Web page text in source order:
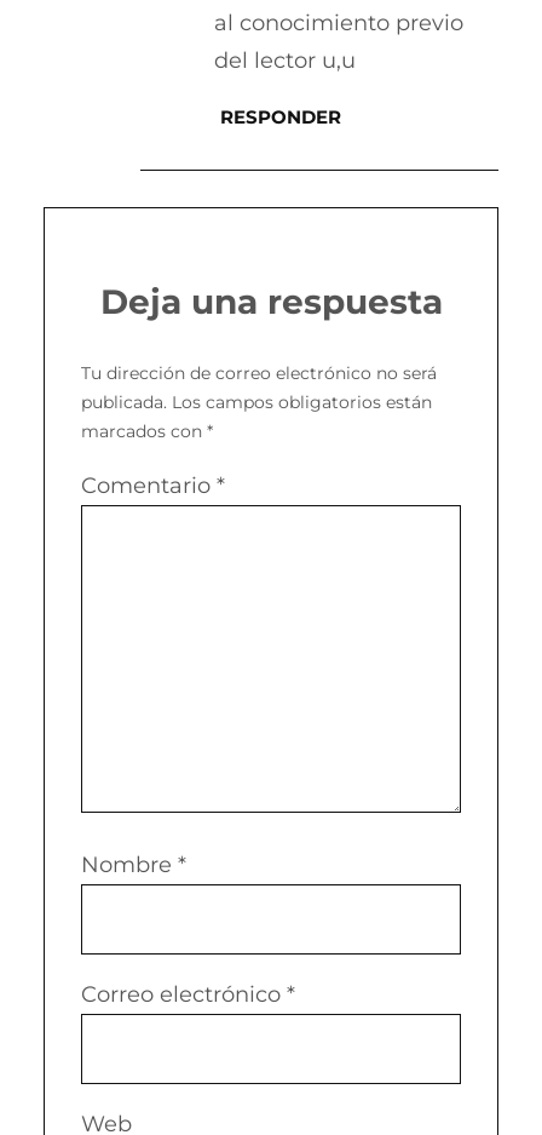
al conocimiento previo
del lector u,u
RESPONDER
Deja una respuesta
Tu dirección de correo electrónico no será
publicada. Los campos obligatorios están
marcados con *
Comentario *
Nombre *
Correo electrónico *
Web